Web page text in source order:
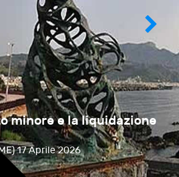
minore e la liquidazione
17 Aprile 2026